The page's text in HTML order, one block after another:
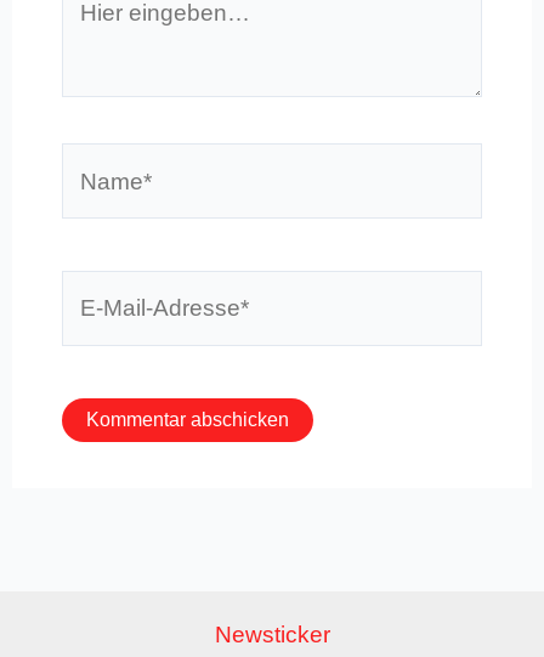
eingeben…
Newsticker